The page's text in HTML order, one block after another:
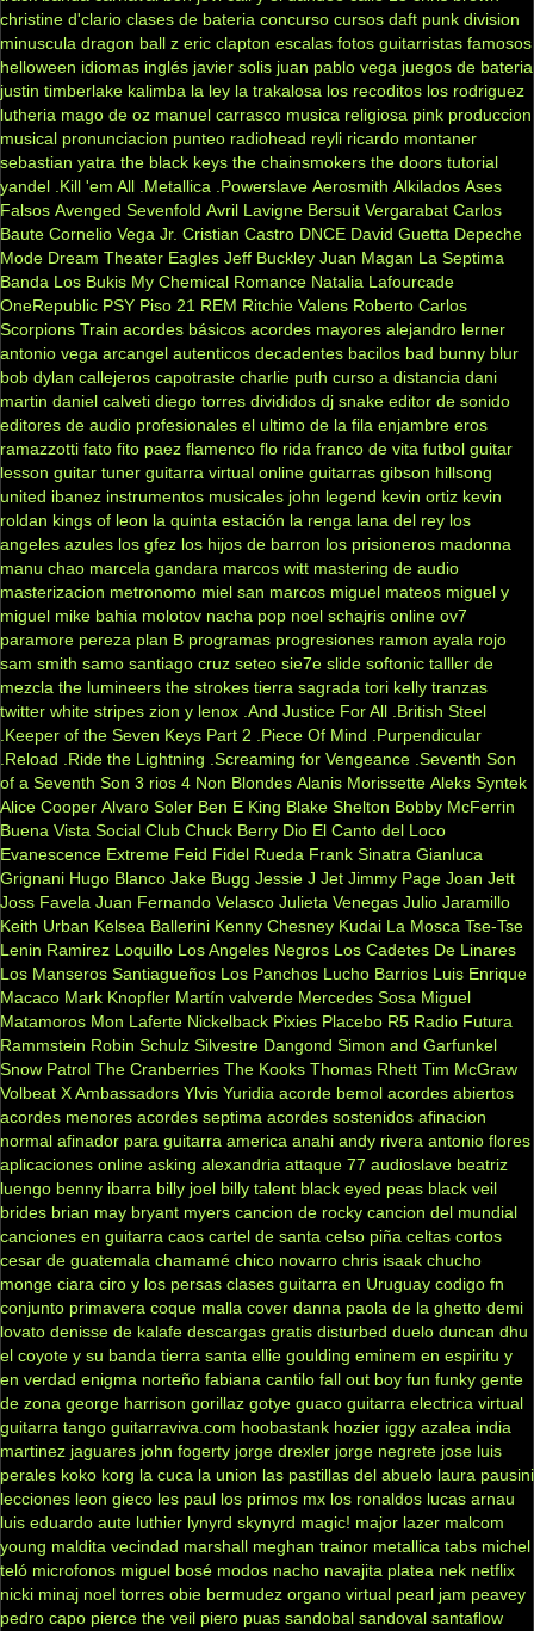
christine d'clario clases de bateria concurso cursos daft punk division
minuscula dragon ball z eric clapton escalas fotos guitarristas famosos
helloween idiomas inglés javier solis juan pablo vega juegos de bateria
justin timberlake kalimba la ley la trakalosa los recoditos los rodriguez
lutheria mago de oz manuel carrasco musica religiosa pink produccion
musical pronunciacion punteo radiohead reyli ricardo montaner
sebastian yatra the black keys the chainsmokers the doors tutorial
yandel .Kill 'em All .Metallica .Powerslave Aerosmith Alkilados Ases
Falsos Avenged Sevenfold Avril Lavigne Bersuit Vergarabat Carlos
Baute Cornelio Vega Jr. Cristian Castro DNCE David Guetta Depeche
Mode Dream Theater Eagles Jeff Buckley Juan Magan La Septima
Banda Los Bukis My Chemical Romance Natalia Lafourcade
OneRepublic PSY Piso 21 REM Ritchie Valens Roberto Carlos
Scorpions Train acordes básicos acordes mayores alejandro lerner
antonio vega arcangel autenticos decadentes bacilos bad bunny blur
bob dylan callejeros capotraste charlie puth curso a distancia dani
martin daniel calveti diego torres divididos dj snake editor de sonido
editores de audio profesionales el ultimo de la fila enjambre eros
ramazzotti fato fito paez flamenco flo rida franco de vita futbol guitar
lesson guitar tuner guitarra virtual online guitarras gibson hillsong
united ibanez instrumentos musicales john legend kevin ortiz kevin
roldan kings of leon la quinta estación la renga lana del rey los
angeles azules los gfez los hijos de barron los prisioneros madonna
manu chao marcela gandara marcos witt mastering de audio
masterizacion metronomo miel san marcos miguel mateos miguel y
miguel mike bahia molotov nacha pop noel schajris online ov7
paramore pereza plan B programas progresiones ramon ayala rojo
sam smith samo santiago cruz seteo sie7e slide softonic talller de
mezcla the lumineers the strokes tierra sagrada tori kelly tranzas
twitter white stripes zion y lenox .And Justice For All .British Steel
.Keeper of the Seven Keys Part 2
.Piece Of Mind
.Purpendicular
.Reload
.Ride the Lightning .Screaming for Vengeance .Seventh Son
of a Seventh Son 3 rios 4 Non Blondes Alanis Morissette Aleks Syntek
Alice Cooper Alvaro Soler Ben E King Blake Shelton Bobby McFerrin
Buena Vista Social Club Chuck Berry Dio El Canto del Loco
Evanescence Extreme Feid Fidel Rueda Frank Sinatra Gianluca
Grignani Hugo Blanco Jake Bugg Jessie J Jet Jimmy Page Joan Jett
Joss Favela Juan Fernando Velasco Julieta Venegas Julio Jaramillo
Keith Urban Kelsea Ballerini Kenny Chesney Kudai La Mosca Tse-Tse
Lenin Ramirez Loquillo Los Angeles Negros Los Cadetes De Linares
Los Manseros Santiagueños Los Panchos Lucho Barrios Luis Enrique
Macaco Mark Knopfler Martín valverde Mercedes Sosa Miguel
Matamoros Mon Laferte Nickelback Pixies Placebo R5 Radio Futura
Rammstein Robin Schulz Silvestre Dangond Simon and Garfunkel
Snow Patrol The Cranberries The Kooks Thomas Rhett Tim McGraw
Volbeat X Ambassadors Ylvis Yuridia acorde bemol acordes abiertos
acordes menores acordes septima acordes sostenidos afinacion
normal afinador para guitarra america anahi andy rivera antonio flores
aplicaciones online asking alexandria attaque 77 audioslave beatriz
luengo benny ibarra billy joel billy talent black eyed peas black veil
brides brian may bryant myers cancion de rocky cancion del mundial
canciones en guitarra caos cartel de santa celso piña celtas cortos
cesar de guatemala chamamé chico novarro chris isaak chucho
monge ciara ciro y los persas clases guitarra en Uruguay codigo fn
conjunto primavera coque malla cover danna paola de la ghetto demi
lovato denisse de kalafe descargas gratis disturbed duelo duncan dhu
el coyote y su banda tierra santa ellie goulding eminem en espiritu y
en verdad enigma norteño fabiana cantilo fall out boy fun funky gente
de zona george harrison gorillaz gotye guaco guitarra electrica virtual
guitarra tango guitarraviva.com hoobastank hozier iggy azalea india
martinez jaguares john fogerty jorge drexler jorge negrete jose luis
perales koko korg la cuca la union las pastillas del abuelo laura pausini
lecciones leon gieco les paul los primos mx los ronaldos lucas arnau
luis eduardo aute luthier lynyrd skynyrd magic! major lazer malcom
young maldita vecindad marshall meghan trainor metallica tabs michel
teló microfonos miguel bosé modos nacho navajita platea nek netflix
nicki minaj noel torres obie bermudez organo virtual pearl jam peavey
pedro capo pierce the veil piero puas sandobal sandoval santaflow